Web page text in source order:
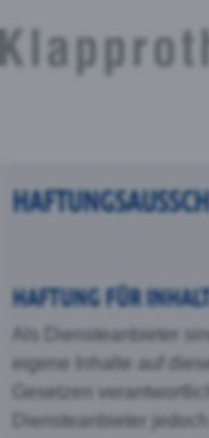
HAFTUNG FÜR
Als Diensteanbieter
eigene Inhalte auf
Gesetzen
Diensteanbieter